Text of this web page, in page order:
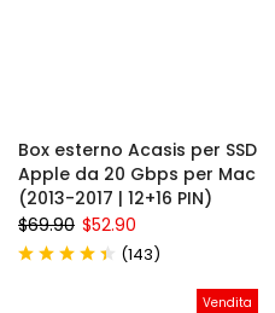
Box esterno Acasis per SSD
Apple da 20 Gbps per Mac
(2013-2017 | 12+16 PIN)
$69.90 $52.90
(143)
Vendita